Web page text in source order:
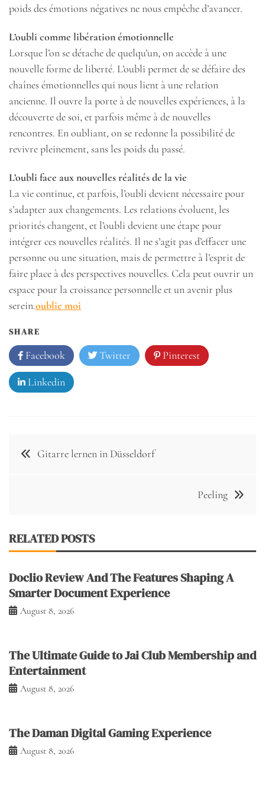
poids des émotions négatives ne nous empêche d’avancer.
L’oubli comme libération émotionnelle
Lorsque l’on se détache de quelqu’un, on accède à une
nouvelle forme de liberté. L’oubli permet de se défaire des
chaînes émotionnelles qui nous lient à une relation
ancienne. Il ouvre la porte à de nouvelles expériences, à la
découverte de soi, et parfois même à de nouvelles
rencontres. En oubliant, on se redonne la possibilité de
revivre pleinement, sans les poids du passé.
L’oubli face aux nouvelles réalités de la vie
La vie continue, et parfois, l’oubli devient nécessaire pour
s’adapter aux changements. Les relations évoluent, les
priorités changent, et l’oubli devient une étape pour
intégrer ces nouvelles réalités. Il ne s’agit pas d’effacer une
personne ou une situation, mais de permettre à l’esprit de
faire place à des perspectives nouvelles. Cela peut ouvrir un
espace pour la croissance personnelle et un avenir plus
serein.oublie moi
SHARE
Facebook Twitter Pinterest
Linkedin
Post Gitarre lernen in Düsseldorf
Peeling
RELATED POSTS
Doclio Review And The Features Shaping A
Smarter Document Experience
August 8, 2026
The Ultimate Guide to Jai Club Membership and
Entertainment
August 8, 2026
The Daman Digital Gaming Experience
August 8, 2026